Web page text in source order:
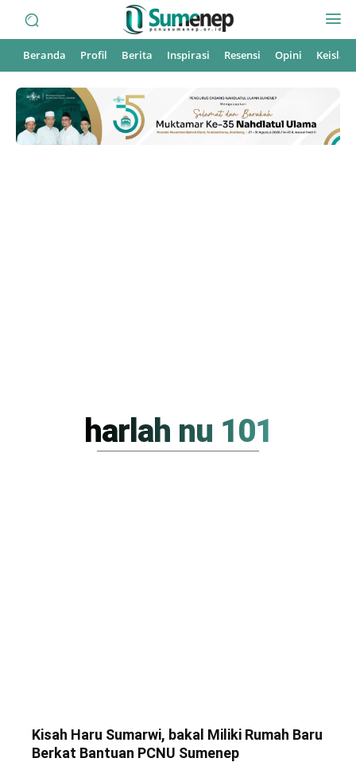
Beranda Profil Berita Inspirasi Resensi Opini
harlah nu 101
Kisah Haru Sumarwi, bakal Miliki Rumah Baru
Berkat Bantuan PCNU Sumenep